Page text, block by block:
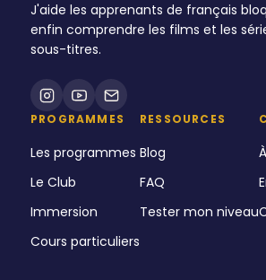
J'aide les apprenants de français
enfin comprendre les films et les
sous-titres.
PROGRAMMES
Les programmes
Le Club
Immersion
Cours particuliers
RESSOURCES
Blog
FAQ
Tester mon niveau